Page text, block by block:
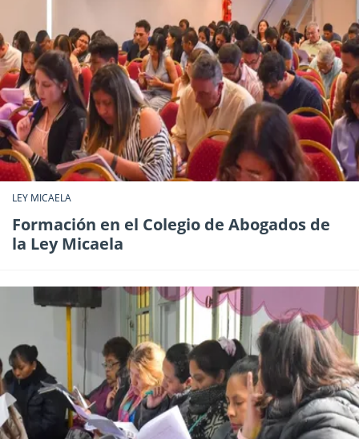
LEY MICAELA
Formación en el Colegio de Abogados de
la Ley Micaela